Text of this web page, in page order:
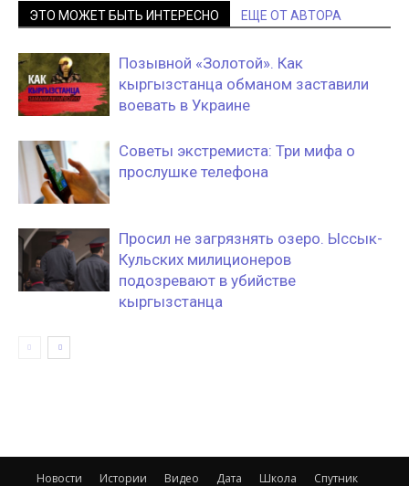
ЭТО МОЖЕТ БЫТЬ ИНТЕРЕСНО ЕЩЕ ОТ АВТОРА
Позывной «Золотой». Как
кыргызстанца обманом заставили
воевать в Украине
Советы экстремиста: Три мифа о
прослушке телефона
Просил не загрязнять озеро. Ыссык-
Кульских милиционеров
подозревают в убийстве
кыргызстанца
Новости Истории Видео Дата Школа Спутник